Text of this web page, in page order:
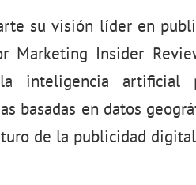
su visión líder en
Marketing Insider
inteligencia artificial
basadas en datos
de la publicidad